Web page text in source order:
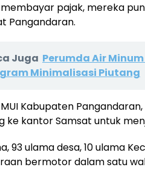
membayar pajak, mereka
Pangandaran.
Juga Perumda Air
Minimalisasi Piutang
Kabupaten
ke kantor Samsat untuk
93 ulama desa, 10 ulama
bermotor dalam satu